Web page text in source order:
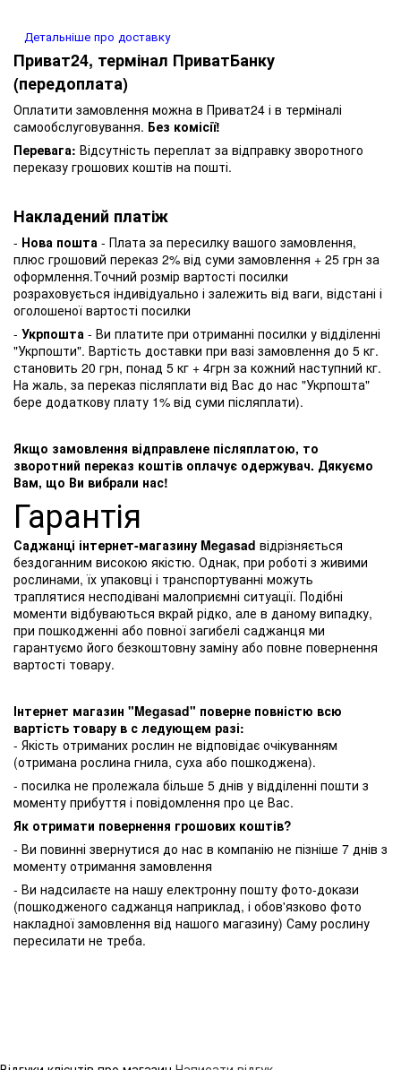
Детальніше про доставку
Приват24, термінал ПриватБанку
(передоплата)
Оплатити замовлення можна в Приват24 і в терміналі
самообслуговування. Без комісії!
Перевага: Відсутність переплат за відправку зворотного
переказу грошових коштів на пошті.
Накладений платіж
- Нова пошта - Плата за пересилку вашого замовлення,
плюс грошовий переказ 2% від суми замовлення + 25 грн за
оформлення.Точний розмір вартості посилки
розраховується індивідуально і залежить від ваги, відстані і
оголошеної вартості посилки
- Укрпошта - Ви платите при отриманні посилки у відділенні
"Укрпошти". Вартість доставки при вазі замовлення до 5 кг.
становить 20 грн, понад 5 кг + 4грн за кожний наступний кг.
На жаль, за переказ післяплати від Вас до нас "Укрпошта"
бере додаткову плату 1% від суми післяплати).
Якщо замовлення відправлене післяплатою, то
зворотний переказ коштів оплачує одержувач. Дякуємо
Вам, що Ви вибрали нас!
Гарантія
Саджанці інтернет-магазину Megasad відрізняється
бездоганним високою якістю. Однак, при роботі з живими
рослинами, їх упаковці і транспортуванні можуть
траплятися несподівані малоприємні ситуації. Подібні
моменти відбуваються вкрай рідко, але в даному випадку,
при пошкодженні або повної загибелі саджанця ми
гарантуємо його безкоштовну заміну або повне повернення
вартості товару.
Інтернет магазин "Megasad" поверне повністю всю
вартість товару в с ледующем разі:
- Якість отриманих рослин не відповідає очікуванням
(отримана рослина гнила, суха або пошкоджена).
- посилка не пролежала більше 5 днів у відділенні пошти з
моменту прибуття і повідомлення про це Вас.
Як отримати повернення грошових коштів?
- Ви повинні звернутися до нас в компанію не пізніше 7 днів з
моменту отримання замовлення
- Ви надсилаєте на нашу електронну пошту фото-докази
(пошкодженого саджанця наприклад, і обов'язково фото
накладної замовлення від нашого магазину) Саму рослину
пересилати не треба.